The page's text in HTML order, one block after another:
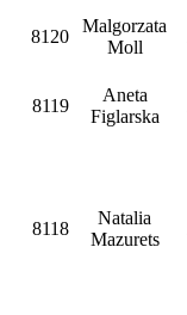
8120
Malgorzata
Moll
8119
Aneta
Figlarska
8118
Natalia
Mazurets